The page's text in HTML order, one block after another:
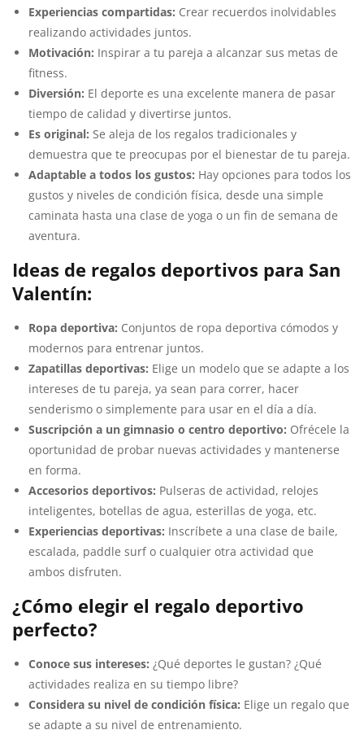
Experiencias compartidas: Crear recuerdos inolvidables
realizando actividades juntos.
Motivación: Inspirar a tu pareja a alcanzar sus metas de
fitness.
Diversión: El deporte es una excelente manera de pasar
tiempo de calidad y divertirse juntos.
Es original: Se aleja de los regalos tradicionales y
demuestra que te preocupas por el bienestar de tu pareja.
Adaptable a todos los gustos: Hay opciones para todos los
gustos y niveles de condición física, desde una simple
caminata hasta una clase de yoga o un fin de semana de
aventura.
Ideas de regalos deportivos para San
Valentín:
Ropa deportiva: Conjuntos de ropa deportiva cómodos y
modernos para entrenar juntos.
Zapatillas deportivas: Elige un modelo que se adapte a los
intereses de tu pareja, ya sean para correr, hacer
senderismo o simplemente para usar en el día a día.
Suscripción a un gimnasio o centro deportivo: Ofrécele la
oportunidad de probar nuevas actividades y mantenerse
en forma.
Accesorios deportivos: Pulseras de actividad, relojes
inteligentes, botellas de agua, esterillas de yoga, etc.
Experiencias deportivas: Inscríbete a una clase de baile,
escalada, paddle surf o cualquier otra actividad que
ambos disfruten.
¿Cómo elegir el regalo deportivo
perfecto?
Conoce sus intereses: ¿Qué deportes le gustan? ¿Qué
actividades realiza en su tiempo libre?
Considera su nivel de condición física: Elige un regalo que
se adapte a su nivel de entrenamiento.